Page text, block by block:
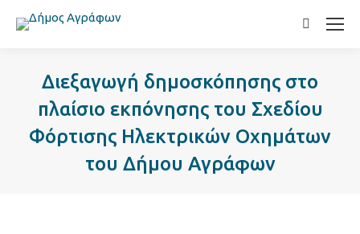
Search:
Διεξαγωγή δημοσκόπησης στο
πλαίσιο εκπόνησης του Σχεδίου
Φόρτισης Ηλεκτρικών Οχημάτων
του Δήμου Αγράφων